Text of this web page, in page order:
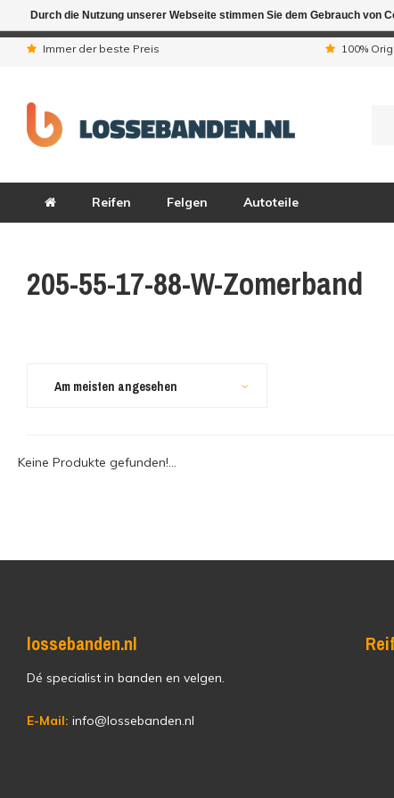
Immer der beste Preis 100%
Reifen Felgen Autoteile
205-55-17-88-W-Zomerband
Am meisten angesehen
Keine Produkte gefunden!...
lossebanden.nl
Dé specialist in banden en velgen.
E-Mail: info@lossebanden.nl
Durch die Nutzung unserer Webseite stimmen Sie dem Gebrauch von
Aufgrund der